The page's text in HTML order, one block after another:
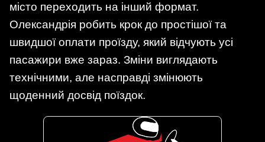
місто переходить на інший формат.
Олександрія робить крок до простішої та
швидшої оплати проїзду, який відчують усі
пасажири вже зараз. Зміни виглядають
технічними, але насправді змінюють
щоденний досвід поїздок.